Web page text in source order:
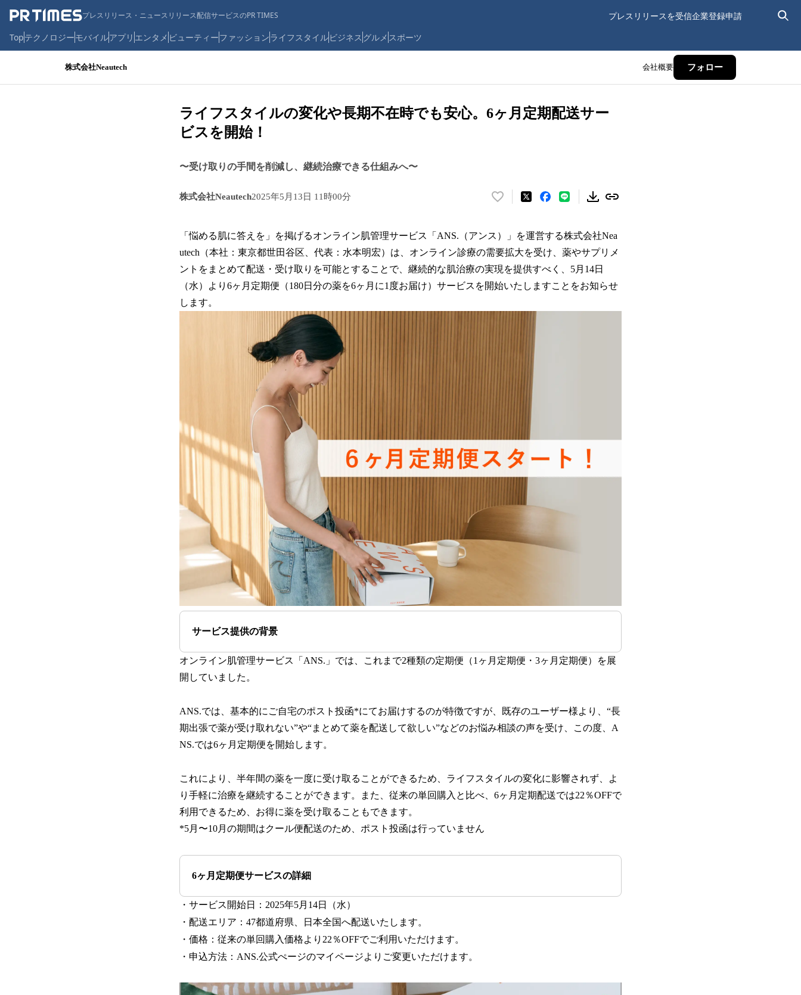
プレスリリース・ニュースリリース配信サービスのPR TIMES プレスリリースを受信企業登録申請
Topテクノロジーモバイルアプリ エンタメ ビューティーファッションライフスタイルビジネス グルメ スポーツ
株式会社Neautech 会社概要 フォロー
ライフスタイルの変化や長期不在時でも安心。6ヶ月定期配送サー
ビスを開始！
〜受け取りの手間を削減し、継続治療できる仕組みへ〜
株式会社Neautech2025年5月13日 11時00分
い
！
数
を
み
み
「悩める肌に答えを」を掲げるオンライン肌管理サービス「ANS.（アンス）」を運営する株式会社Nea
utech（本社：東京都世田谷区、代表：水本明宏）は、オンライン診療の需要拡大を受け、薬やサプリメ
ントをまとめて配送・受け取りを可能とすることで、継続的な肌治療の実現を提供すべく、5月14日
（水）より6ヶ月定期便（180日分の薬を6ヶ月に1度お届け）サービスを開始いたしますことをお知らせ
します。
サービス提供の背景
オンライン肌管理サービス「ANS.」では、これまで2種類の定期便（1ヶ月定期便・3ヶ月定期便）を展
開していました。
ANS.では、基本的にご自宅のポスト投函*にてお届けするのが特徴ですが、既存のユーザー様より、“長
期出張で薬が受け取れない”や“まとめて薬を配送して欲しい”などのお悩み相談の声を受け、この度、A
NS.では6ヶ月定期便を開始します。
これにより、半年間の薬を一度に受け取ることができるため、ライフスタイルの変化に影響されず、よ
り手軽に治療を継続することができます。また、従来の単回購入と比べ、6ヶ月定期配送では22％OFFで
利用できるため、お得に薬を受け取ることもできます。
*5月〜10月の期間はクール便配送のため、ポスト投函は行っていません
6ヶ月定期便サービスの詳細
・サービス開始日：2025年5月14日（水）
・配送エリア：47都道府県、日本全国へ配送いたします。
・価格：従来の単回購入価格より22％OFFでご利用いただけます。
・申込方法：ANS.公式ぺージのマイページよりご変更いただけます。